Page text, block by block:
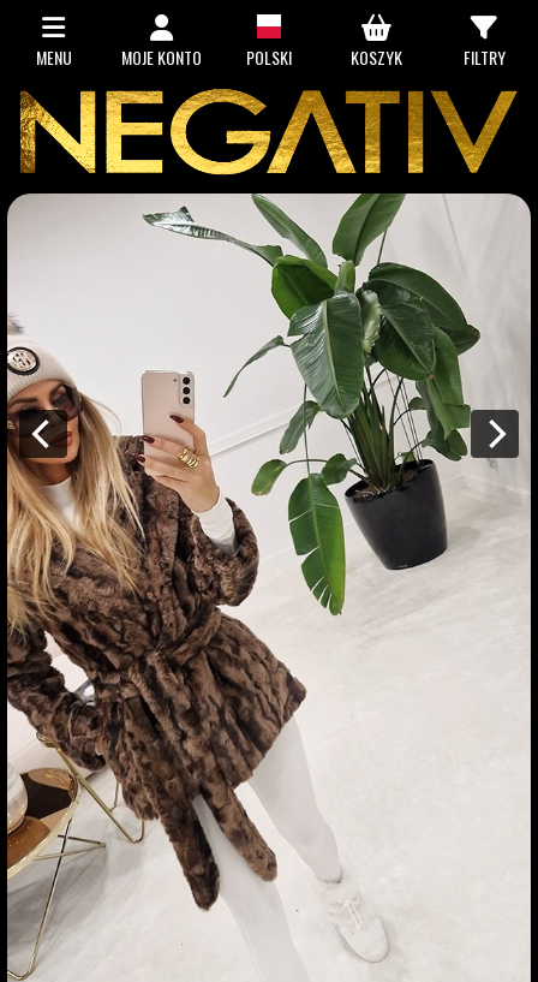
MENU MOJE KONTO POLSKI KOSZYK FILTRY